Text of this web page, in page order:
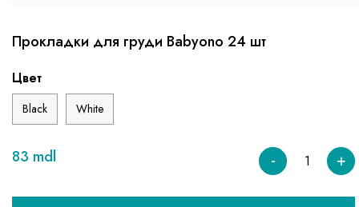
Прокладки для груди Babyono 24 шт
Цвет
Black White
83 mdl - +